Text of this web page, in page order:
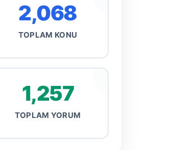
2,068
TOPLAM KONU
1,257
TOPLAM YORUM